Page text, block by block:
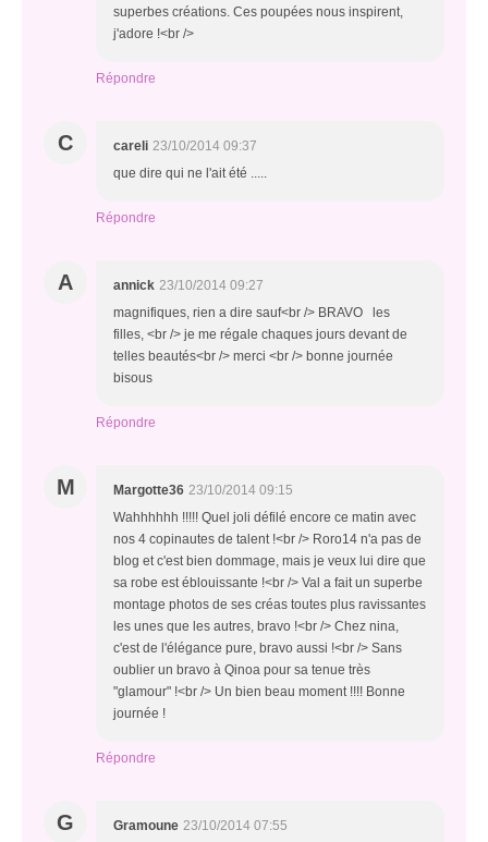
superbes créations. Ces poupées nous inspirent,
j'adore !<br />
Répondre
C careli 23/10/2014 09:37
que dire qui ne l'ait été .....
Répondre
A annick 23/10/2014 09:27
magnifiques, rien a dire sauf<br /> BRAVO les
filles, <br /> je me régale chaques jours devant de
telles beautés<br /> merci <br /> bonne journée
bisous
Répondre
M Margotte36 23/10/2014 09:15
Wahhhhhh !!!!! Quel joli défilé encore ce matin avec
nos 4 copinautes de talent !<br /> Roro14 n'a pas de
blog et c'est bien dommage, mais je veux lui dire que
sa robe est éblouissante !<br /> Val a fait un superbe
montage photos de ses créas toutes plus ravissantes
les unes que les autres, bravo !<br /> Chez nina,
c'est de l'élégance pure, bravo aussi !<br /> Sans
oublier un bravo à Qinoa pour sa tenue très
"glamour" !<br /> Un bien beau moment !!!! Bonne
journée !
Répondre
G Gramoune 23/10/2014 07:55